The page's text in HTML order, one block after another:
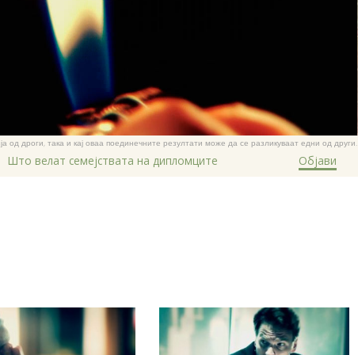
од дроги, така и кај оваа поединечните резултати може да се разликуваат едни од други.
Што велат семејствата на дипломците Објави